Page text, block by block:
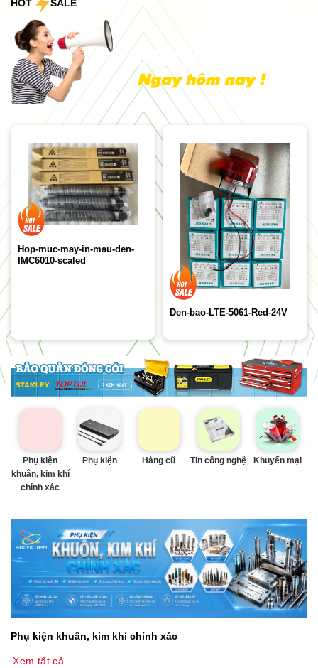
HOT SALE
Hop-muc-may-in-mau-den-
IMC6010-scaled
Den-bao-LTE-5061-Red-24V
Phụ kiện
khuân, kim khí
chính xác
Phụ kiện Hàng cũ Tin công nghệ Khuyến mại
Phụ kiện khuân, kim khí chính xác
Xem tất cả